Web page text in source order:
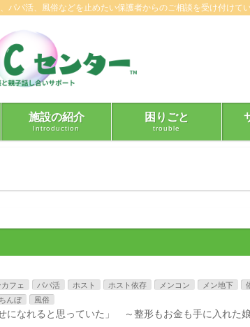
パパ活、風俗などを止めたい保護者からのご相談を受け付けてい
施設の紹介
Introduction
困りごと
trouble
カフェ パパ活 ホスト ホスト依存 メンコン メン地下
んぼ 風俗
になれると思っていた」 ～整形もお金も手に入れた